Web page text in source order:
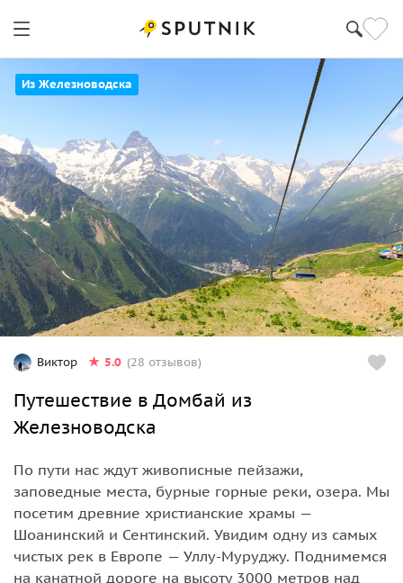
Из Железноводска
Виктор 5.0 (28 отзывов)
Путешествие в Домбай из
Железноводска
По пути нас ждут живописные пейзажи,
заповедные места, бурные горные реки, озера. Мы
посетим древние христианские храмы —
Шоанинский и Сентинский. Увидим одну из самых
чистых рек в Европе — Уллу-Муруджу. Поднимемся
на канатной дороге на высоту 3000 метров над